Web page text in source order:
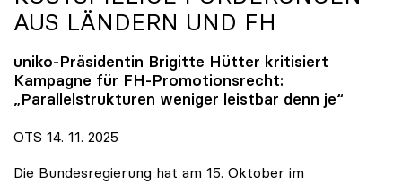
AUS LÄNDERN UND FH
uniko-Präsidentin Brigitte Hütter kritisiert
Kampagne für FH-Promotionsrecht:
„Parallelstrukturen weniger leistbar denn je“
OTS 14. 11. 2025
Die Bundesregierung hat am 15. Oktober im